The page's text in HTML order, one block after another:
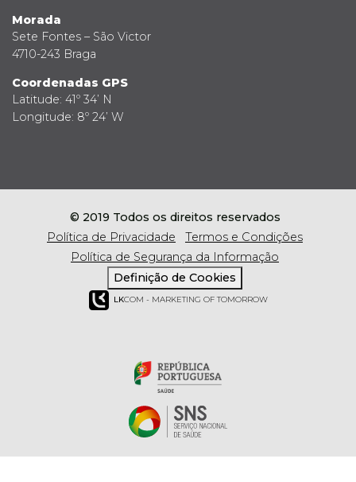
Morada
Sete Fontes – São Victor
4710-243 Braga
Coordenadas GPS
Latitude: 41º 34’ N
Longitude: 8º 24’ W
© 2019 Todos os direitos reservados
Política de Privacidade
Termos e Condições
Política de Segurança da Informação
Definição de Cookies
LKCOM - MARKETING OF TOMORROW